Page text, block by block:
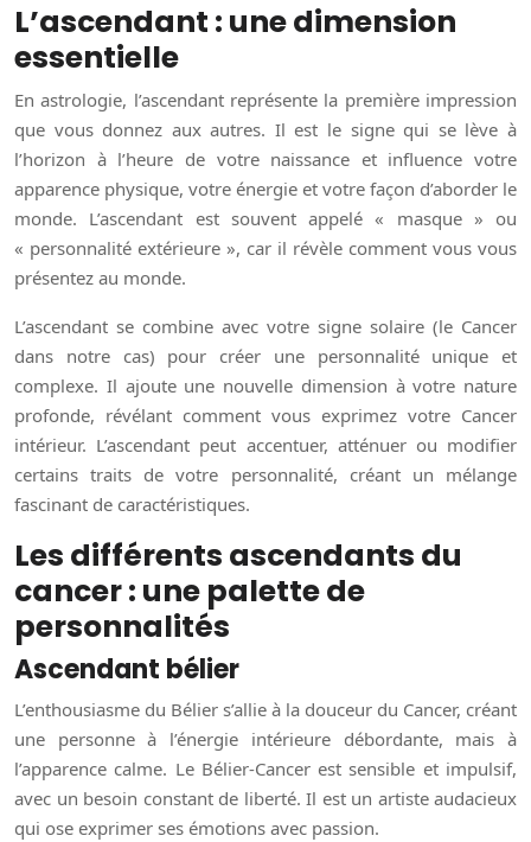
L’ascendant : une dimension
essentielle
En astrologie, l’ascendant représente la première impression
que vous donnez aux autres. Il est le signe qui se lève à
l’horizon à l’heure de votre naissance et influence votre
apparence physique, votre énergie et votre façon d’aborder le
monde. L’ascendant est souvent appelé « masque » ou
« personnalité extérieure », car il révèle comment vous vous
présentez au monde.
L’ascendant se combine avec votre signe solaire (le Cancer
dans notre cas) pour créer une personnalité unique et
complexe. Il ajoute une nouvelle dimension à votre nature
profonde, révélant comment vous exprimez votre Cancer
intérieur. L’ascendant peut accentuer, atténuer ou modifier
certains traits de votre personnalité, créant un mélange
fascinant de caractéristiques.
Les différents ascendants du
cancer : une palette de
personnalités
Ascendant bélier
L’enthousiasme du Bélier s’allie à la douceur du Cancer, créant
une personne à l’énergie intérieure débordante, mais à
l’apparence calme. Le Bélier-Cancer est sensible et impulsif,
avec un besoin constant de liberté. Il est un artiste audacieux
qui ose exprimer ses émotions avec passion.